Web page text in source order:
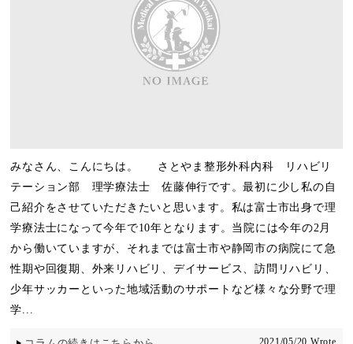
みなさん、こんにちは。 さとやま整形外科内科 リハビリ
テーション部 理学療法士 佐藤伸行です。最初に少し私の自
己紹介をさせていただきたいと思います。私は富士市出身で理
学療法士になって今年で10年となります。当院には今年の2月
から働いていますが、それまでは富士市や静岡市の病院にて急
性期や回復期、外来リハビリ、デイサービス、訪問リハビリ、
少年サッカーといった地域活動のサポートなど様々な分野で理
学...